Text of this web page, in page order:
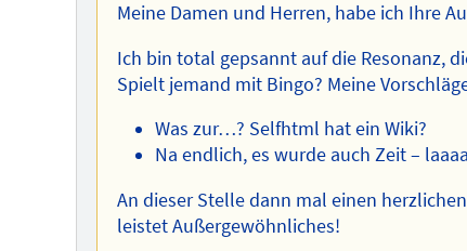
Meine Damen und Herren, habe ich Ihre
Ich bin total gepsannt auf die Resonanz,
Spielt jemand mit Bingo? Meine
Was zur…? Selfhtml hat ein Wiki?
Na endlich, es wurde auch Zeit –
An dieser Stelle dann mal einen
leistet Außergewöhnliches!